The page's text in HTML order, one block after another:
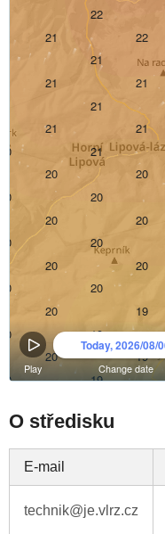
O středisku
E-mail
technik@je.vlrz.cz